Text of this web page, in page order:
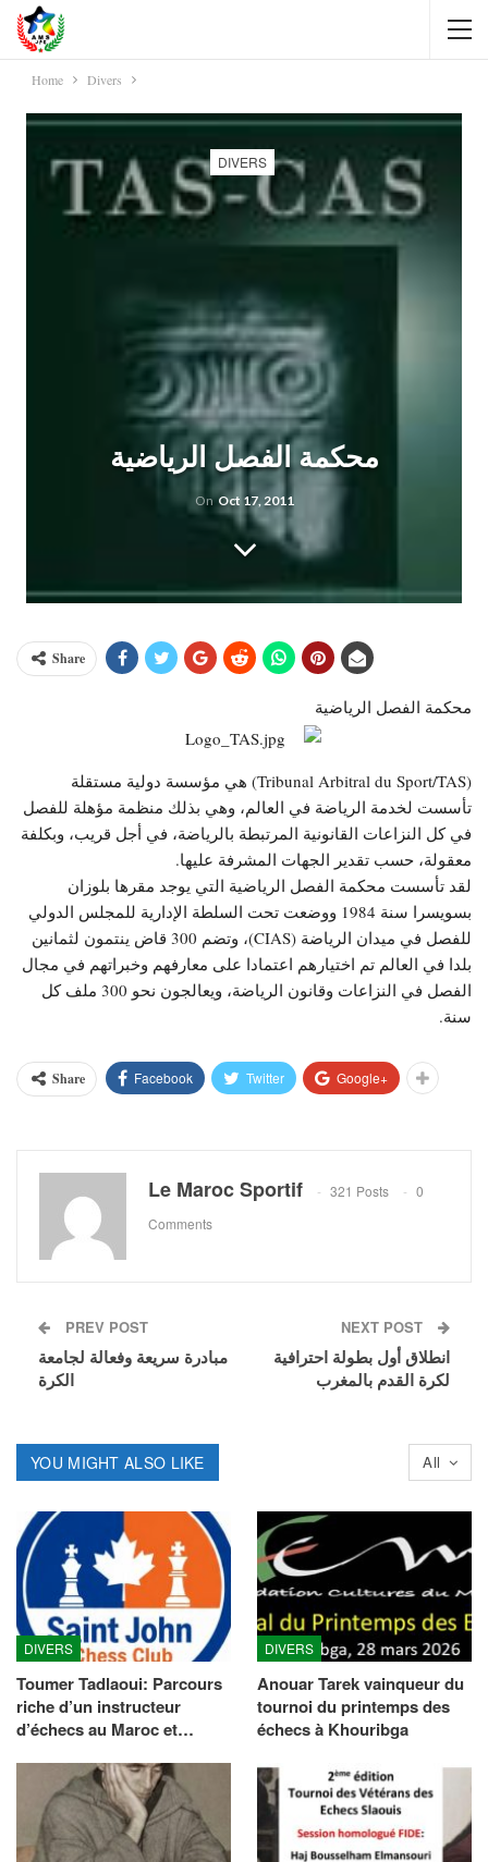
Home Divers
DIVERS
محكمة الفصل الرياضية
OnOct 17, 2011
Share
محكمة الفصل الرياضية
(Tribunal Arbitral du Sport/TAS) هي مؤسسة دولية مستقلة
تأسست لخدمة الرياضة في العالم، وهي بذلك منظمة مؤهلة للفصل
في كل النزاعات القانونية المرتبطة بالرياضة، في أجل قريب، وبكلفة
معقولة، حسب تقدير الجهات المشرفة عليها.
لقد تأسست محكمة الفصل الرياضية التي يوجد مقرها بلوزان
بسويسرا سنة 1984 ووضعت تحت السلطة الإدارية للمجلس الدولي
للفصل في ميدان الرياضة (CIAS)، وتضم 300 قاض ينتمون لثمانين
بلدا في العالم تم اختيارهم اعتمادا على معارفهم وخبراتهم في مجال
الفصل في النزاعات وقانون الرياضة، ويعالجون نحو 300 ملف كل
سنة.
Share Facebook Twitter Google+
Le Maroc Sportif 321 Posts
0
Comments
PREV POST
مبادرة سريعة وفعالة لجامعة
الكرة
NEXT POST
انطلاق أول بطولة احترافية
لكرة القدم بالمغرب
All
YOU MIGHT ALSO LIKE
DIVERS
Toumer Tadlaoui: Parcours
riche d’un instructeur
d’échecs au Maroc et…
DIVERS
Anouar Tarek vainqueur du
tournoi du printemps des
échecs à Khouribga